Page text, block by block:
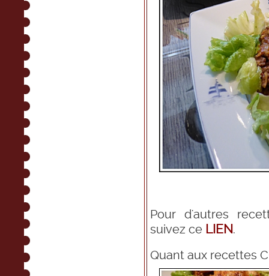
Pour d'autres
suivez ce LIEN.
Quant aux recettes